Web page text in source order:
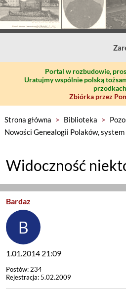
Portal w rozbudowie,
Uratujmy wspólnie polską
Zbiórka przez
Strona główna > Biblioteka >
Nowości Genealogii Polaków,
Widoczność
Bardaz
1.01.2014 21:09
Postów: 234
Rejestracja: 5.02.2009